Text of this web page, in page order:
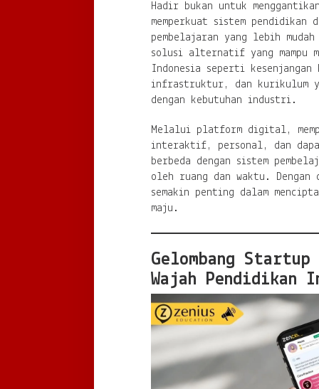
Hadir bukan untuk
memperkuat sistem pendidikan
pembelajaran yang lebih
solusi alternatif yang mampu
Indonesia seperti
infrastruktur, dan kurikulum
dengan kebutuhan industri.
Melalui platform digital,
interaktif, personal, dan
berbeda dengan sistem
oleh ruang dan waktu.
semakin penting dalam
maju.
Gelombang Startup
Wajah Pendidikan